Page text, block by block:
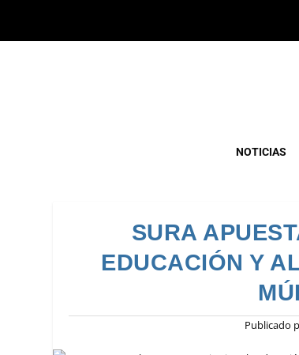
NOTICIAS
SURA
EDUCACIÓN Y
Publicado